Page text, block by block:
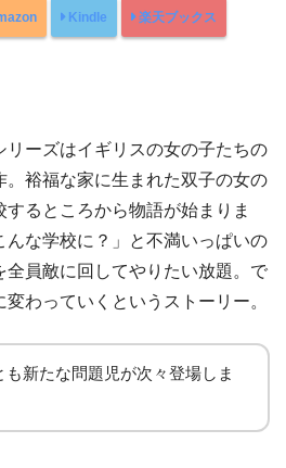
Kindle 楽天ブックス
リーズはイギリスの女の子たちの
。裕福な家に生まれた双子の女の
るところから物語が始まりま
んな学校に？」と不満いっぱいの
全員敵に回してやりたい放題。で
わっていくというストーリー。
も新たな問題児が次々登場しま